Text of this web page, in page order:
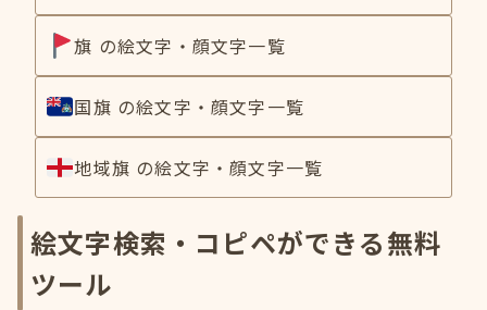
旗 の絵文字・顔文字一覧
国旗 の絵文字・顔文字一覧
地域旗 の絵文字・顔文字一覧
絵文字検索・コピペができる無料
ツール